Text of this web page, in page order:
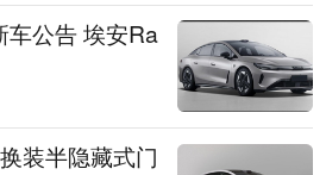
车公告 埃安Ra
装半隐藏式门